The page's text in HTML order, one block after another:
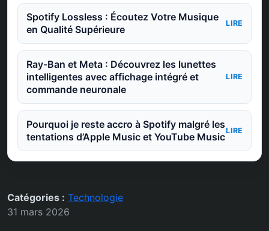
Spotify Lossless : Écoutez Votre Musique
en Qualité Supérieure
LIRE
Ray-Ban et Meta : Découvrez les lunettes
intelligentes avec affichage intégré et
commande neuronale
LIRE
Pourquoi je reste accro à Spotify malgré les
tentations d’Apple Music et YouTube Music
LIRE
Catégories : Technologie
31 mars 2026